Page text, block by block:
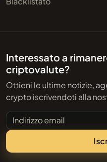
Interessato a
criptovalute?
Ottieni le ultime notizie,
crypto iscrivendoti alla
Indirizzo email